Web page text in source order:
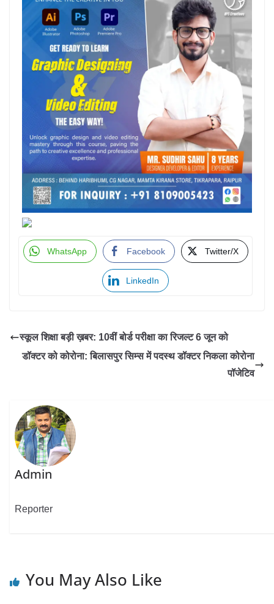
WhatsApp Facebook Twitter/X
LinkedIn
स्कूल शिक्षा बड़ी ख़बर: 10वीं बोर्ड परीक्षा का रिजल्ट 6 जून को
डॉक्टर को कोरोना: बिलासपुर सिम्स में पदस्थ डॉक्टर निकला कोरोना
पॉजेटिव
Admin
Reporter
You May Also Like